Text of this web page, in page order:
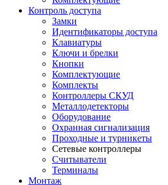
Контроль доступа
Замки
Идентификаторы доступа
Клавиатуры
Ключи и брелки
Кнопки
Комплектующие
Комплекты
Контроллеры СКУД
Металлодетекторы
Оборудование
Охранная сигнализация
Проходные и турникеты
Сетевые контроллеры
Считыватели
Терминалы
Монтаж